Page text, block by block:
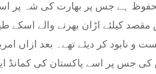
ہے جس پر بھارت کی شہ پر
کیلئے اڑان بھرنے والے اسکے
نابود کر دیئے تھے۔ بعد ازاں
جس پر اسے پاکستان کی کمانڈ